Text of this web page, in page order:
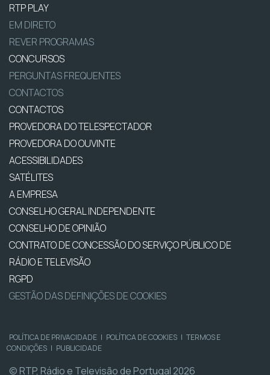
RTP PLAY
EM DIRETO
REVER PROGRAMAS
CONCURSOS
PERGUNTAS FREQUENTES
CONTACTOS
CONTACTOS
PROVEDORA DO TELESPECTADOR
PROVEDORA DO OUVINTE
ACESSIBILIDADES
SATÉLITES
A EMPRESA
CONSELHO GERAL INDEPENDENTE
CONSELHO DE OPINIÃO
CONTRATO DE CONCESSÃO DO SERVIÇO PÚBLICO DE
RÁDIO E TELEVISÃO
RGPD
GESTÃO DAS DEFINIÇÕES DE COOKIES
POLÍTICA DE PRIVACIDADE | POLÍTICA DE COOKIES | TERMOS E
CONDIÇÕES | PUBLICIDADE
© RTP, Rádio e Televisão de Portugal 2026